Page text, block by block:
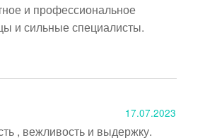
и профессиональное
и сильные специалисты.
17.07.2023
, вежливость и выдержку.